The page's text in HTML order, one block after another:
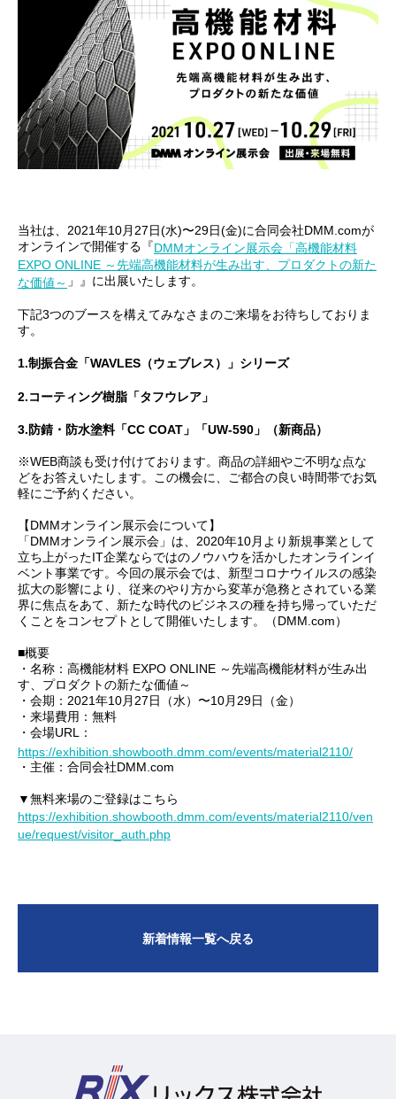
当社は、2021年10月27日(水)〜29日(金)に合同会社DMM.comが
オンラインで開催する『DMMオンライン展示会「高機能材料
EXPO ONLINE ～先端高機能材料が生み出す、プロダクトの新た
な価値～ 」』に出展いたします。
下記3つのブースを構えてみなさまのご来場をお待ちしておりま
す。
1.制振合金「WAVLES（ウェブレス）」シリーズ
2.コーティング樹脂「タフウレア」
3.防錆・防水塗料「CC COAT」「UW-590」（新商品）
※WEB商談も受け付けております。商品の詳細やご不明な点な
どをお答えいたします。この機会に、ご都合の良い時間帯でお気
軽にご予約ください。
【DMMオンライン展示会について】
「DMMオンライン展示会」は、2020年10月より新規事業として
立ち上がったIT企業ならではのノウハウを活かしたオンラインイ
ベント事業です。今回の展示会では、新型コロナウイルスの感染
拡大の影響により、従来のやり方から変革が急務とされている業
界に焦点をあて、新たな時代のビジネスの種を持ち帰っていただ
くことをコンセプトとして開催いたします。（DMM.com）
■概要
・名称：高機能材料 EXPO ONLINE ～先端高機能材料が生み出
す、プロダクトの新たな価値～
・会期：2021年10月27日（水）〜10月29日（金）
・来場費用：無料
・会場URL：
https://exhibition.showbooth.dmm.com/events/material2110/
・主催：合同会社DMM.com
▼無料来場のご登録はこちら
https://exhibition.showbooth.dmm.com/events/material2110/ven
ue/request/visitor_auth.php
新着情報一覧へ戻る